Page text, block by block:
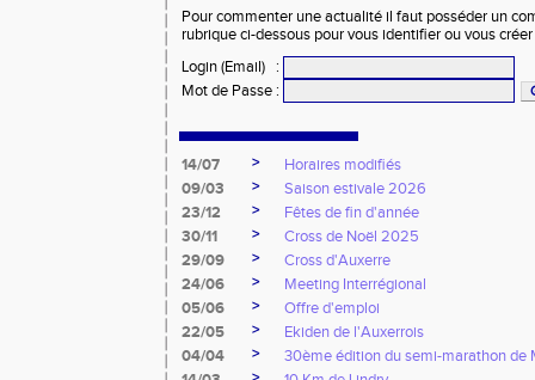
Pour commenter une actualité il faut posséder un
rubrique ci-dessous pour vous identifier ou vous
Login (Email)
:
Mot de Passe :
14/07 >
Horaires modifiés
09/03
>
Saison estivale 2026
23/12
>
Fêtes de fin d'année
30/11
>
Cross de Noël 2025
29/09
>
Cross d'Auxerre
24/06
>
Meeting Interrégional
05/06
>
Offre d'emploi
22/05
>
Ekiden de l'Auxerrois
04/04
>
30ème édition du semi-marathon de